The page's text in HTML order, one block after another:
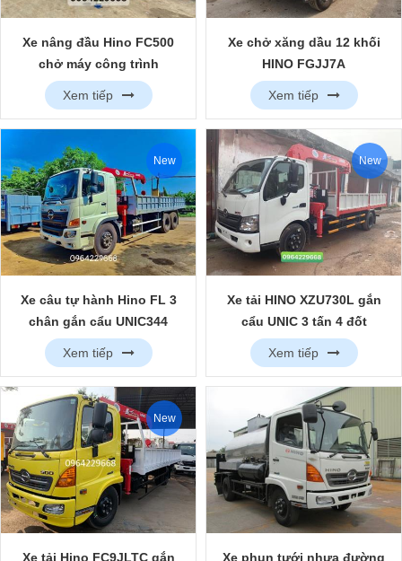
Xe nâng đầu Hino FC500
chở máy công trình
Xem tiếp
Xe chở xăng dầu 12 khối
HINO FGJJ7A
Xem tiếp
New
Xe câu tự hành Hino FL 3
chân gắn cẩu UNIC344
Xem tiếp
New
Xe tải HINO XZU730L gắn
cẩu UNIC 3 tấn 4 đốt
Xem tiếp
New
Xe tải Hino FC9JLTC gắn Xe phun tưới nhựa đường